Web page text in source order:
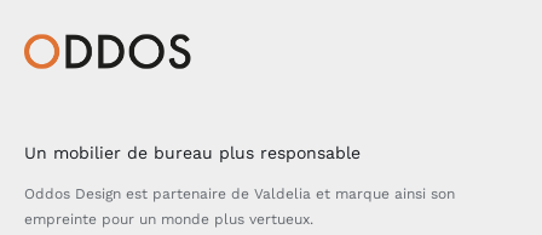
Un mobilier de bureau plus responsable
Oddos Design est partenaire de Valdelia et marque ainsi son
empreinte pour un monde plus vertueux.